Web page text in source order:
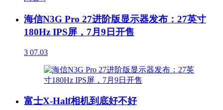
海信N3G Pro 27进阶版显示器发布：27英寸
180Hz IPS屏，7月9日开售
3 07.03
富士X-Half相机到底好不好